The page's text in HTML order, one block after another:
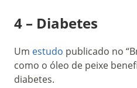
4 – Diabetes
Um estudo publicado no
como o óleo de peixe
diabetes.